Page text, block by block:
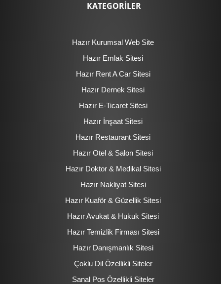
KATEGORİLER
Hazır Kurumsal Web Site
Hazır Emlak Sitesi
Hazır Rent A Car Sitesi
Hazır Dernek Sitesi
Hazır E-Ticaret Sitesi
Hazır İnşaat Sitesi
Hazır Restaurant Sitesi
Hazır Otel & Salon Sitesi
Hazır Doktor & Medikal Sitesi
Hazır Nakliyat Sitesi
Hazır Kuaför & Güzellik Sitesi
Hazır Avukat & Hukuk Sitesi
Hazır Temizlik Firması Sitesi
Hazır Danışmanlık Sitesi
Çoklu Dil Özellikli Siteler
Sanal Pos Özellikli Siteler